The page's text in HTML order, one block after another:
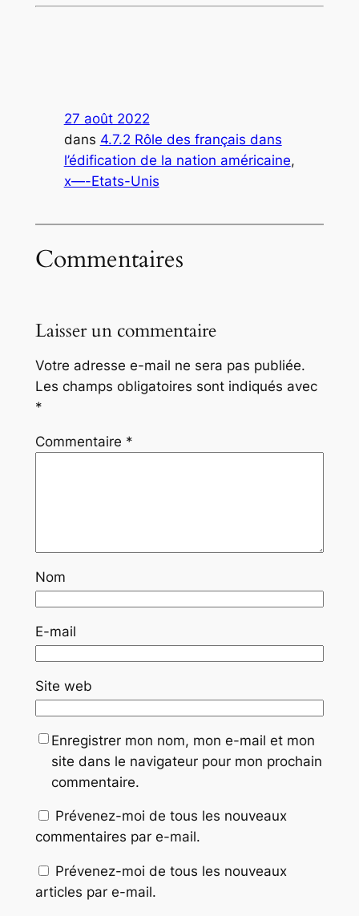
27 août 2022
dans 4.7.2 Rôle des français dans
l’édification de la nation américaine
x—-Etats-Unis
Commentaires
Laisser un commentaire
Votre adresse e-mail ne sera pas publiée.
Les champs obligatoires sont indiqués avec
*
Commentaire *
Nom
E-mail
Site web
Enregistrer mon nom, mon e-mail et mon
site dans le navigateur pour mon prochain
commentaire.
Prévenez-moi de tous les nouveaux
commentaires par e-mail.
Prévenez-moi de tous les nouveaux
articles par e-mail.